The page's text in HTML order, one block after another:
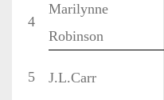
4
Marilynne
Robinson
5 J.L.Carr